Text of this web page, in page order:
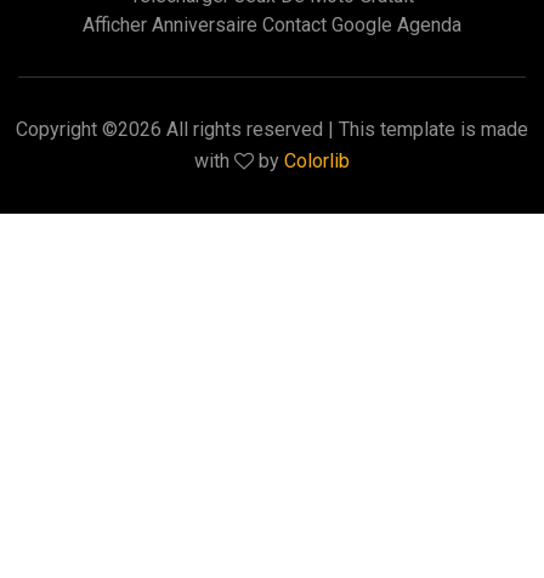
Afficher Anniversaire Contact Google Agenda
Copyright ©2026 All rights reserved | This template is made
with
by Colorlib